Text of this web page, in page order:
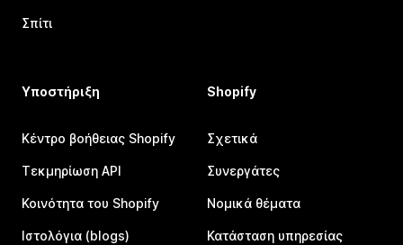
Σπίτι
Υποστήριξη
Κέντρο βοήθειας Shopify
Τεκμηρίωση API
Κοινότητα του Shopify
Ιστολόγια (blogs)
Shopify
Σχετικά
Συνεργάτες
Νομικά θέματα
Κατάσταση υπηρεσίας